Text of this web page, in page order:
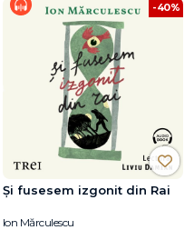
-40%
Şi fusesem izgonit din Rai
Ion Mărculescu